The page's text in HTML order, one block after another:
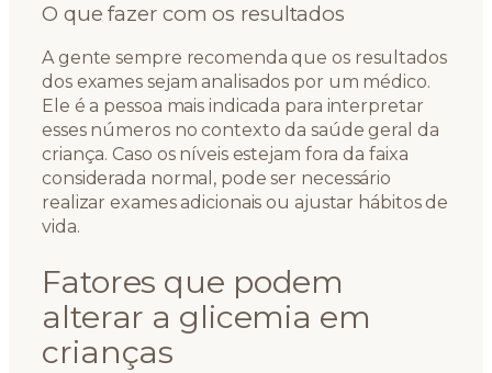
O que fazer com os resultados
A gente sempre recomenda que os resultados
dos exames sejam analisados por um médico.
Ele é a pessoa mais indicada para interpretar
esses números no contexto da saúde geral da
criança. Caso os níveis estejam fora da faixa
considerada normal, pode ser necessário
realizar exames adicionais ou ajustar hábitos de
vida.
Fatores que podem
alterar a glicemia em
crianças